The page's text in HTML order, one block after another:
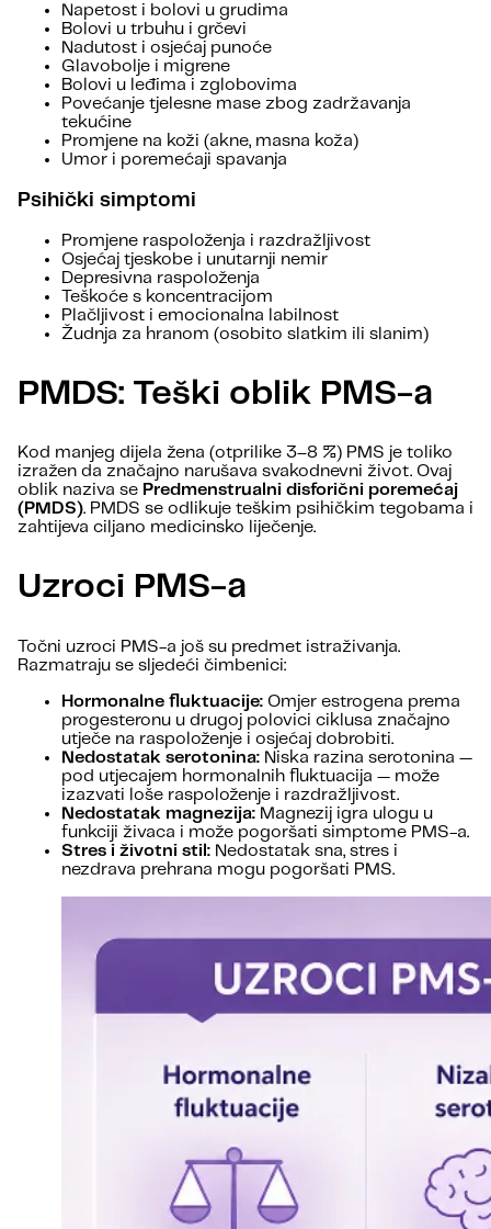
Napetost i bolovi u grudima
Bolovi u trbuhu i grčevi
Nadutost i osjećaj punoće
Glavobolje i migrene
Bolovi u leđima i zglobovima
Povećanje tjelesne mase zbog zadržavanja
tekućine
Promjene na koži (akne, masna koža)
Umor i poremećaji spavanja
Psihički simptomi
Promjene raspoloženja i razdražljivost
Osjećaj tjeskobe i unutarnji nemir
Depresivna raspoloženja
Teškoće s koncentracijom
Plačljivost i emocionalna labilnost
Žudnja za hranom (osobito slatkim ili slanim)
PMDS: Teški oblik PMS-a
Kod manjeg dijela žena (otprilike 3–8 %) PMS je toliko
izražen da značajno narušava svakodnevni život. Ovaj
oblik naziva se Predmenstrualni disforični poremećaj
(PMDS). PMDS se odlikuje teškim psihičkim tegobama i
zahtijeva ciljano medicinsko liječenje.
Uzroci PMS-a
Točni uzroci PMS-a još su predmet istraživanja.
Razmatraju se sljedeći čimbenici:
Hormonalne fluktuacije: Omjer estrogena prema
progesteronu u drugoj polovici ciklusa značajno
utječe na raspoloženje i osjećaj dobrobiti.
Nedostatak serotonina: Niska razina serotonina —
pod utjecajem hormonalnih fluktuacija — može
izazvati loše raspoloženje i razdražljivost.
Nedostatak magnezija: Magnezij igra ulogu u
funkciji živaca i može pogoršati simptome PMS-a.
Stres i životni stil: Nedostatak sna, stres i
nezdrava prehrana mogu pogoršati PMS.